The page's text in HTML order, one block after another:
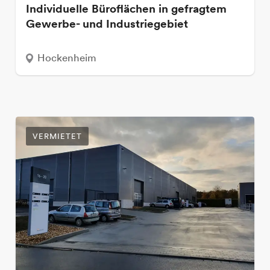
Individuelle Büroflächen in gefragtem
Gewerbe- und Industriegebiet
Hockenheim
VERMIETET